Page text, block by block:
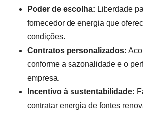
Poder de escolha: Liberdade
fornecedor de energia que
condições.
Contratos personalizados:
conforme a sazonalidade e o
empresa.
Incentivo à sustentabilidade:
contratar energia de fontes